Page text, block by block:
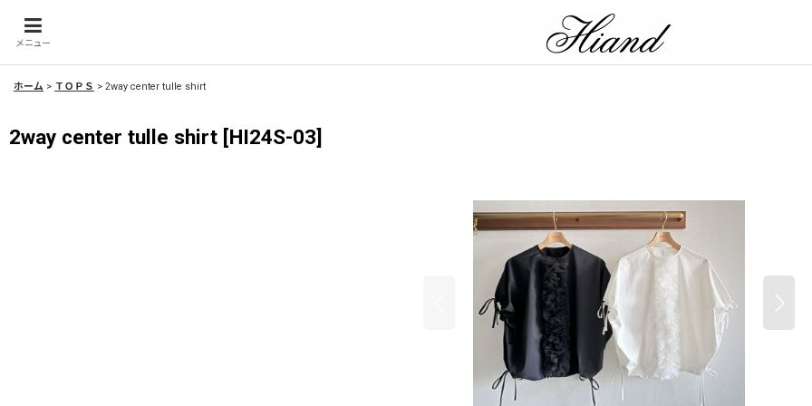
メニュー
ホーム > ＴＯＰＳ > 2way center tulle shirt
2way center tulle shirt [HI24S-03]